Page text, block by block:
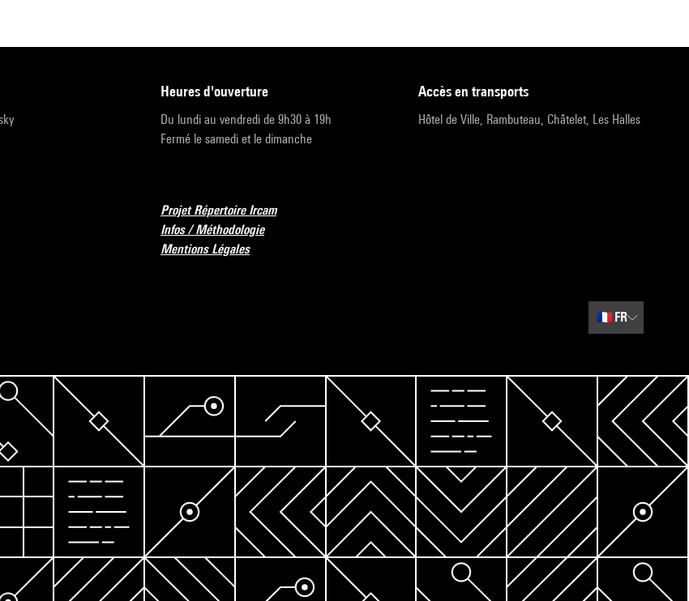
heures d'ouverture
Du lundi au vendredi de 9h30 à 19h
Fermé le samedi et le dimanche
accès en transports
Hôtel de Ville, Rambuteau, Châtelet, Les Halles
Projet Répertoire Ircam
Infos / Méthodologie
Mentions Légales
🇫🇷 FR